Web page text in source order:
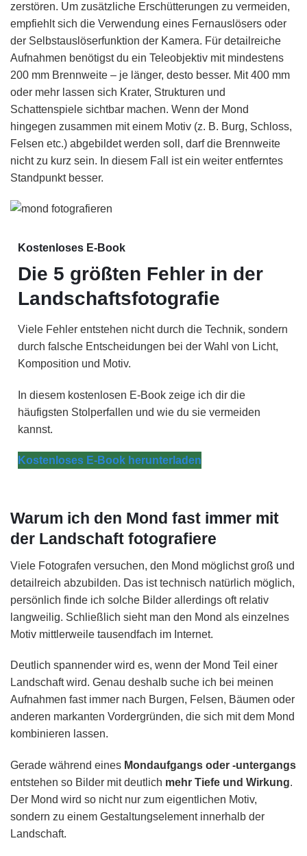
zerstören. Um zusätzliche Erschütterungen zu vermeiden,
empfiehlt sich die Verwendung eines Fernauslösers oder
der Selbstauslöserfunktion der Kamera. Für detailreiche
Aufnahmen benötigst du ein Teleobjektiv mit mindestens
200 mm Brennweite – je länger, desto besser. Mit 400 mm
oder mehr lassen sich Krater, Strukturen und
Schattenspiele sichtbar machen. Wenn der Mond
hingegen zusammen mit einem Motiv (z. B. Burg, Schloss,
Felsen etc.) abgebildet werden soll, darf die Brennweite
nicht zu kurz sein. In diesem Fall ist ein weiter entferntes
Standpunkt besser.
Kostenloses E-Book
Die 5 größten Fehler in der
Landschaftsfotografie
Viele Fehler entstehen nicht durch die Technik, sondern
durch falsche Entscheidungen bei der Wahl von Licht,
Komposition und Motiv.
In diesem kostenlosen E-Book zeige ich dir die
häufigsten Stolperfallen und wie du sie vermeiden
kannst.
Kostenloses E-Book herunterladen
Warum ich den Mond fast immer mit
der Landschaft fotografiere
Viele Fotografen versuchen, den Mond möglichst groß und
detailreich abzubilden. Das ist technisch natürlich möglich,
persönlich finde ich solche Bilder allerdings oft relativ
langweilig. Schließlich sieht man den Mond als einzelnes
Motiv mittlerweile tausendfach im Internet.
Deutlich spannender wird es, wenn der Mond Teil einer
Landschaft wird. Genau deshalb suche ich bei meinen
Aufnahmen fast immer nach Burgen, Felsen, Bäumen oder
anderen markanten Vordergründen, die sich mit dem Mond
kombinieren lassen.
Gerade während eines Mondaufgangs oder -untergangs
entstehen so Bilder mit deutlich mehr Tiefe und Wirkung.
Der Mond wird so nicht nur zum eigentlichen Motiv,
sondern zu einem Gestaltungselement innerhalb der
Landschaft.